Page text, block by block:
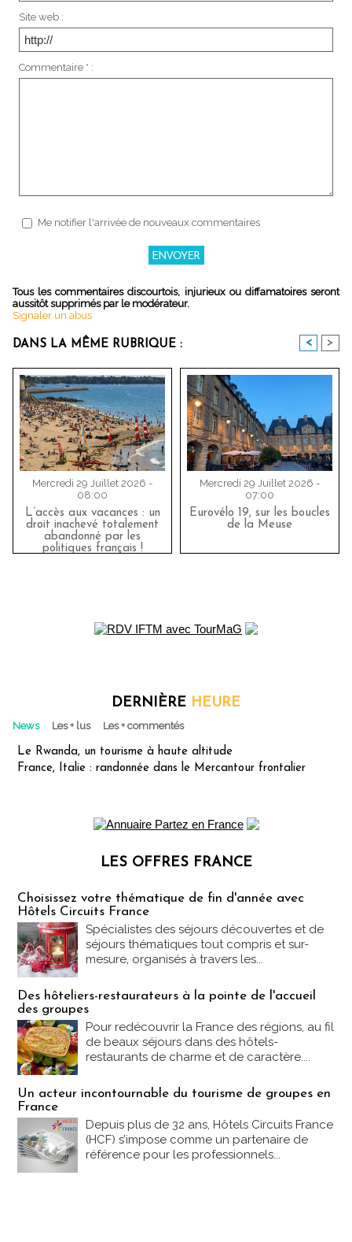
Site web :
Commentaire * :
Me notifier l'arrivée de nouveaux commentaires
Tous les commentaires discourtois, injurieux ou diffamatoires seront
aussitôt supprimés par le modérateur.
Signaler un abus
DANS LA MÊME RUBRIQUE : < >
Mercredi 29 Juillet 2026 -
08:00
L’accès aux vacances : un
droit inachevé totalement
abandonné par les
politiques français !
Mercredi 29 Juillet 2026 -
07:00
Eurovélo 19, sur les boucles
de la Meuse
DERNIÈRE HEURE
News Les + lus Les + commentés
Le Rwanda, un tourisme à haute altitude
France, Italie : randonnée dans le Mercantour frontalier
LES OFFRES FRANCE
Choisissez votre thématique de fin d'année avec
Hôtels Circuits France
Spécialistes des séjours découvertes et de
séjours thématiques tout compris et sur-
mesure, organisés à travers les...
Des hôteliers-restaurateurs à la pointe de l'accueil
des groupes
Pour redécouvrir la France des régions, au fil
de beaux séjours dans des hôtels-
restaurants de charme et de caractère....
Un acteur incontournable du tourisme de groupes en
France
Depuis plus de 32 ans, Hôtels Circuits France
(HCF) s’impose comme un partenaire de
référence pour les professionnels...